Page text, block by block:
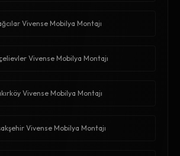
Vivense Mobilya Montajı
Vivense Mobilya Montajı
Vivense Mobilya Montajı
Vivense Mobilya Montajı